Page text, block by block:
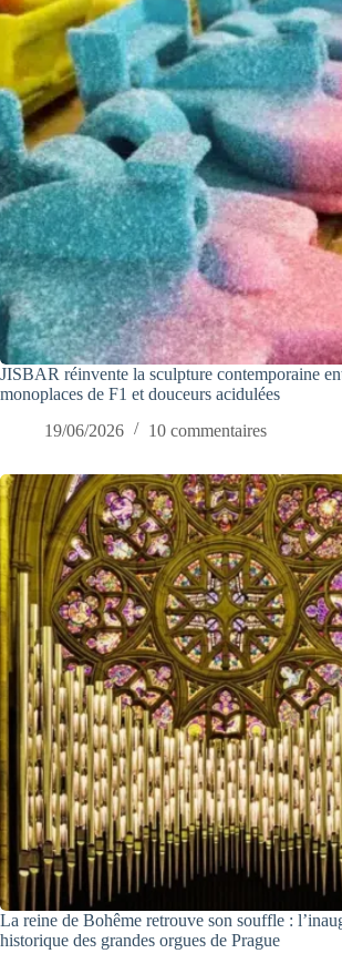
JISBAR réinvente la sculpture contemporaine
monoplaces de F1 et douceurs acidulées
19/06/2026
10 commentaires
La reine de Bohême retrouve son souffle :
historique des grandes orgues de Prague